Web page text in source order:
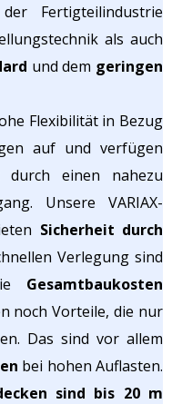
Fertigteilindustrie
als auch
und dem geringen
Flexibilität in Bezug
auf und verfügen
einen nahezu
Unsere VARIAX-
Sicherheit durch
Verlegung sind
Gesamtbaukosten
noch Vorteile, die nur
Das sind vor allem
bei hohen Auflasten.
sind bis 20 m